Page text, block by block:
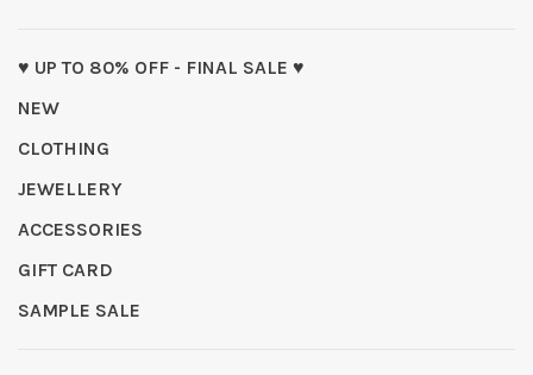
♥ UP TO 80% OFF - FINAL SALE ♥
NEW
CLOTHING
JEWELLERY
ACCESSORIES
GIFT CARD
SAMPLE SALE